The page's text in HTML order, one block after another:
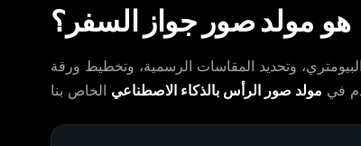
هو مولد صور جواز السفر ؟
وتحديد المقاسات الرسمية، وتخطيط ورقة
في مولد صور الرأس بالذكاء الاصطناعي